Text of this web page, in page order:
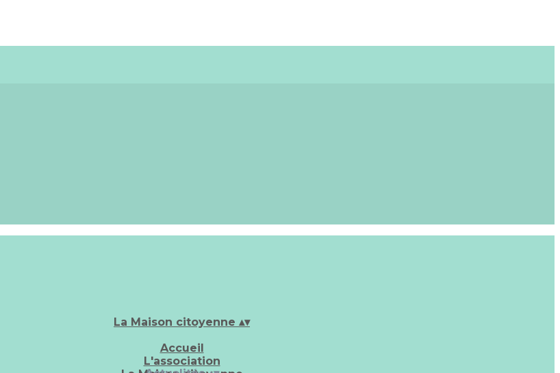
La Maison citoyenne ▴▾
Accueil
L'association